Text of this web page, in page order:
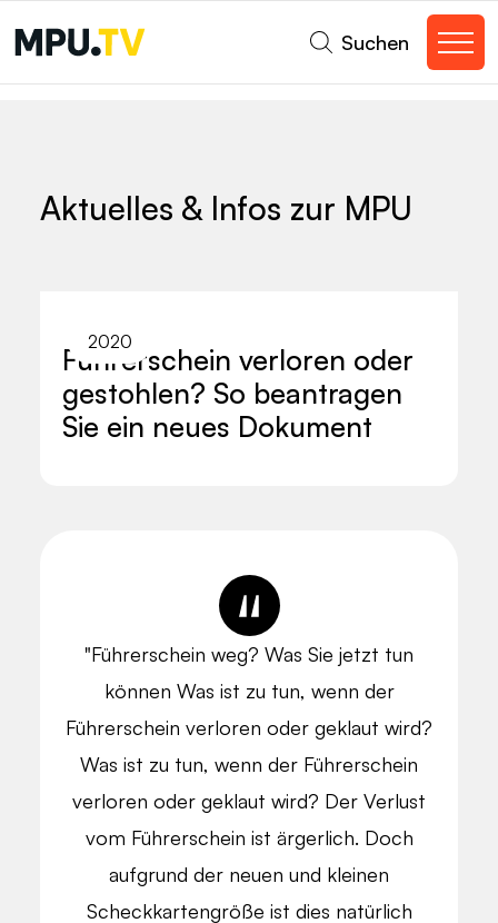
Aktuelles & Infos zur MPU
2020
Führerschein verloren oder
gestohlen? So beantragen
Sie ein neues Dokument
"Führerschein weg? Was Sie jetzt tun
können Was ist zu tun, wenn der
Führerschein verloren oder geklaut wird?
Was ist zu tun, wenn der Führerschein
verloren oder geklaut wird? Der Verlust
vom Führerschein ist ärgerlich. Doch
aufgrund der neuen und kleinen
Scheckkartengröße ist dies natürlich
Suchen